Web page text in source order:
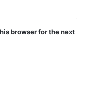
browser for the next